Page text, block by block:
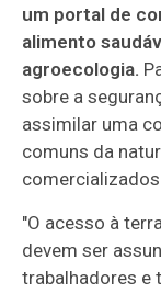
um portal de
alimento
agroecologia.
sobre a
assimilar uma
comuns da
"O acesso à
devem ser
trabalhadores e